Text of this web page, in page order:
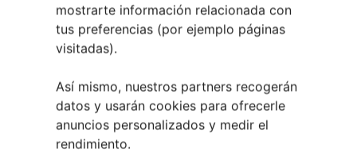
mostrarte información relacionada con
tus preferencias (por ejemplo páginas
visitadas).
Así mismo, nuestros partners recogerán
datos y usarán cookies para ofrecerle
anuncios personalizados y medir el
rendimiento.
09 - 10 AGOSTO
Salvaterra de Miño